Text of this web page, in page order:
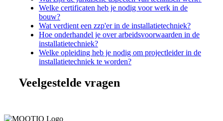
Welke certificaten heb je nodig voor werk in de
bouw?
Wat verdient een zzp'er in de installatietechniek?
Hoe onderhandel je over arbeidsvoorwaarden in de
installatietechniek?
Welke opleiding heb je nodig om projectleider in de
installatietechniek te worden?
Veelgestelde vragen